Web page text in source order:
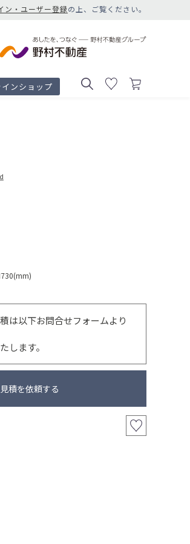
ン・ユーザー登録の上、ご覧ください。
ンショップ
は以下お問合せフォームより
します。
積を依頼する